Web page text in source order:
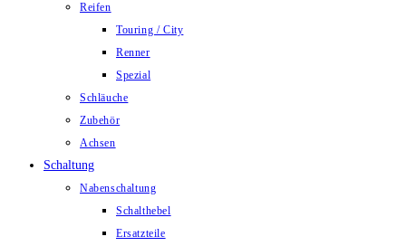
Reifen
Touring / City
Renner
Spezial
Schläuche
Zubehör
Achsen
Schaltung
Nabenschaltung
Schalthebel
Ersatzteile